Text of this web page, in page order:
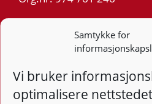
Samtykke for
Vi bruker
optimalisere
55 59 75 00
post@kt.no